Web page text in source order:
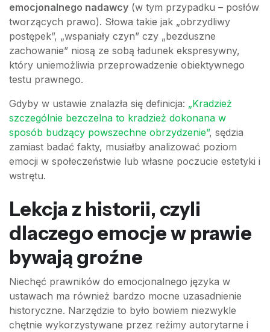
emocjonalnego nadawcy (w tym przypadku – posłów
tworzących prawo). Słowa takie jak „obrzydliwy
postępek”, „wspaniały czyn” czy „bezduszne
zachowanie” niosą ze sobą ładunek ekspresywny,
który uniemożliwia przeprowadzenie obiektywnego
testu prawnego.
Gdyby w ustawie znalazła się definicja: „Kradzież
szczególnie bezczelna to kradzież dokonana w
sposób budzący powszechne obrzydzenie”, sędzia
zamiast badać fakty, musiałby analizować poziom
emocji w społeczeństwie lub własne poczucie estetyki i
wstrętu.
Lekcja z historii, czyli
dlaczego emocje w prawie
bywają groźne
Niechęć prawników do emocjonalnego języka w
ustawach ma również bardzo mocne uzasadnienie
historyczne. Narzędzie to było bowiem niezwykle
chętnie wykorzystywane przez reżimy autorytarne i